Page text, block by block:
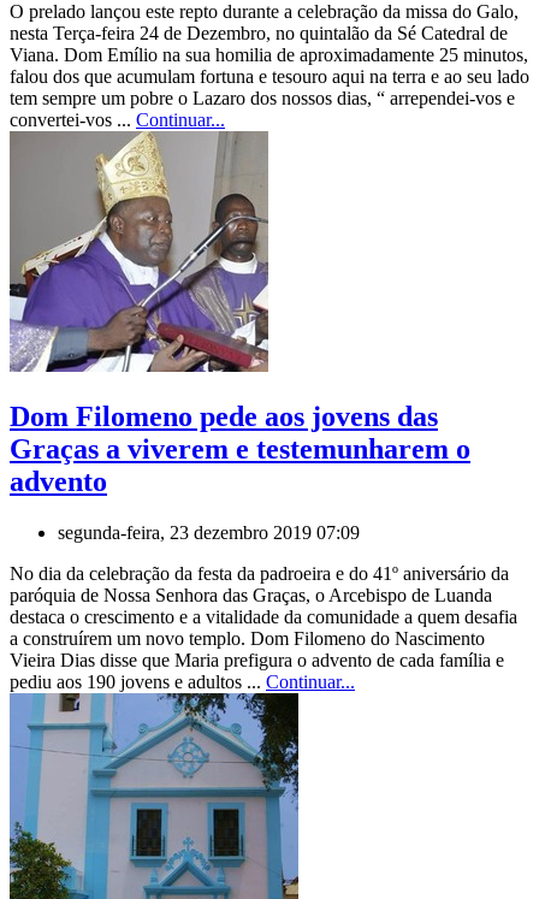
O prelado lançou este repto durante a celebração da missa do Galo,
nesta Terça-feira 24 de Dezembro, no quintalão da Sé Catedral de
Viana. Dom Emílio na sua homilia de aproximadamente 25 minutos,
falou dos que acumulam fortuna e tesouro aqui na terra e ao seu lado
tem sempre um pobre o Lazaro dos nossos dias, “ arrependei-vos e
convertei-vos ... Continuar...
Dom Filomeno pede aos jovens das
Graças a viverem e testemunharem o
advento
segunda-feira, 23 dezembro 2019 07:09
No dia da celebração da festa da padroeira e do 41º aniversário da
paróquia de Nossa Senhora das Graças, o Arcebispo de Luanda
destaca o crescimento e a vitalidade da comunidade a quem desafia
a construírem um novo templo. Dom Filomeno do Nascimento
Vieira Dias disse que Maria prefigura o advento de cada família e
pediu aos 190 jovens e adultos ... Continuar...